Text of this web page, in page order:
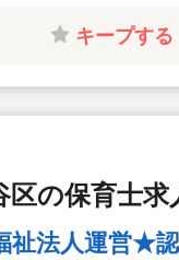
キープする
の保育士求
祉法人運営★